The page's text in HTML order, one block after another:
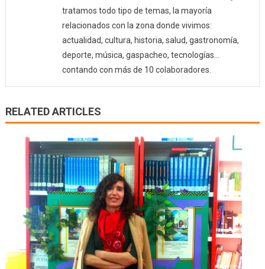
tratamos todo tipo de temas, la mayoría
relacionados con la zona donde vivimos:
actualidad, cultura, historia, salud, gastronomía,
deporte, música, gaspacheo, tecnologías…
contando con más de 10 colaboradores.
RELATED ARTICLES